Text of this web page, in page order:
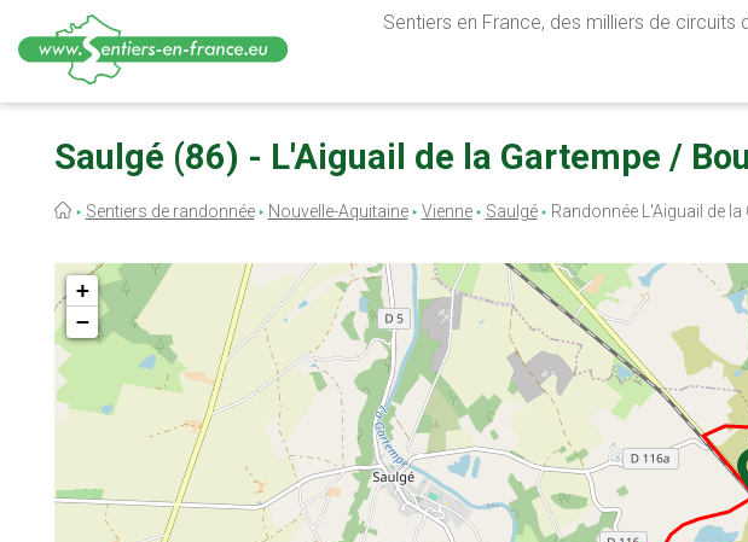
contenu
Sentiers en France, des milliers de
Saulgé (86) - L'Aiguail de la Gartempe /
Fil
Sentiers de randonnée Nouvelle-Aquitaine Vienne Saulgé Randonnée L'Aiguail de
+
−